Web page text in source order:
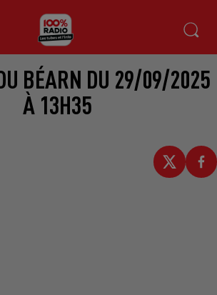
BÉARN DU 29/09/2025
À 13H35